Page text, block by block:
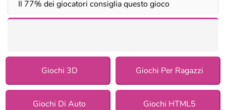
Il 77% dei giocatori consiglia questo gioco
Giochi 3D Giochi Per Ragazzi
Giochi Di Auto Giochi HTML5